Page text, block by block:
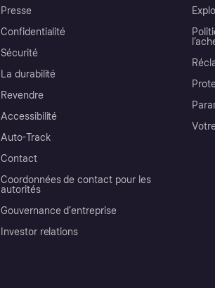
Presse
Confidentialité
Sécurité
La durabilité
Revendre
Accessibilité
Auto-Track
Contact
Coordonnées de contact pour les
autorités
Gouvernance d’entreprise
Investor relations